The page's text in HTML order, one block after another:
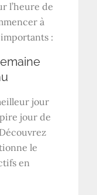
l’heure de
à
:
jour
jour de
le
en